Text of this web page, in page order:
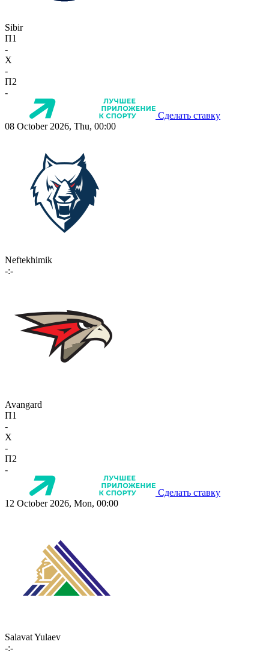
Sibir
П1
-
X
-
П2
-
Сделать ставку
08 October 2026, Thu, 00:00
Neftekhimik
-:-
Avangard
П1
-
X
-
П2
-
Сделать ставку
12 October 2026, Mon, 00:00
Salavat Yulaev
-:-